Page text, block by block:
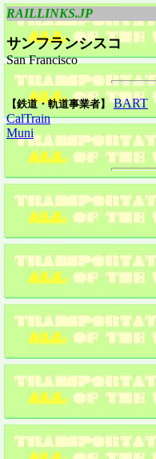
RAILLINKS.JP
サンフランシスコ
San Francisco
【鉄道・軌道事業者】 BART
CalTrain
Muni